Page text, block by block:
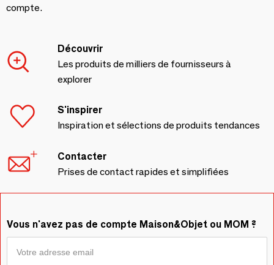
compte.
Découvrir
Les produits de milliers de fournisseurs à
explorer
S'inspirer
Inspiration et sélections de produits tendances
Contacter
Prises de contact rapides et simplifiées
Vous n'avez pas de compte Maison&Objet ou MOM ?